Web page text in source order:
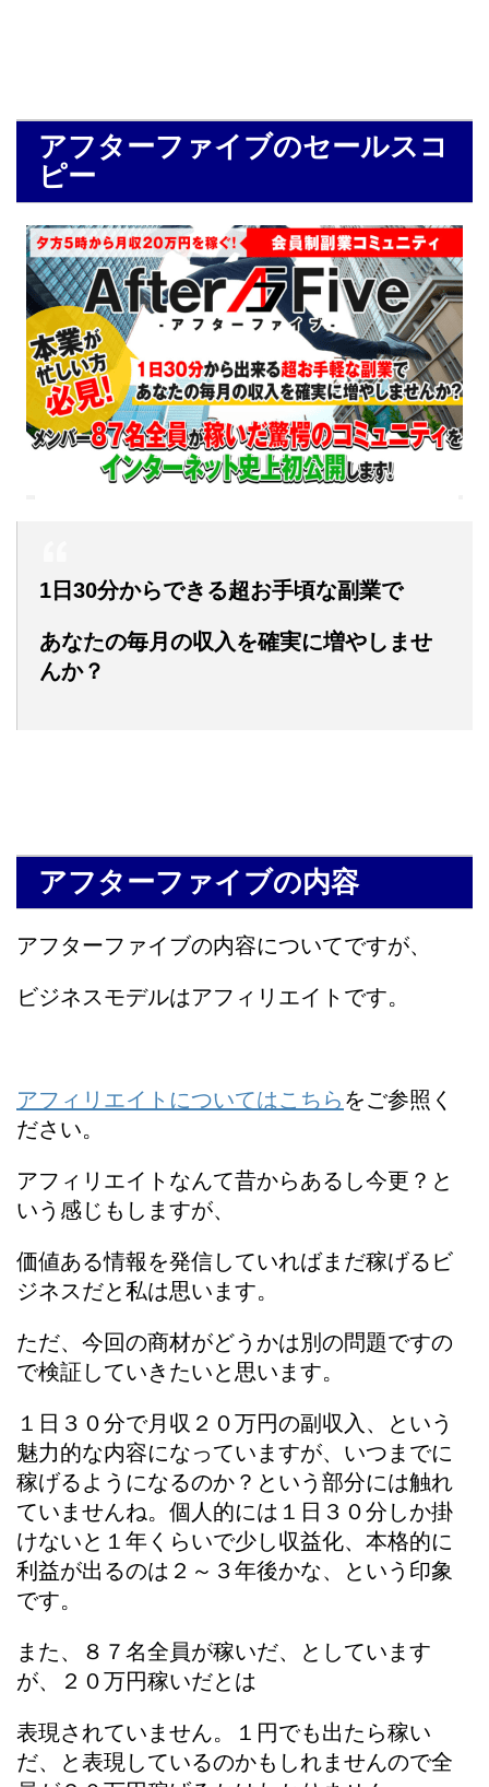
アフターファイブのセールスコ
ピー
1日30分からできる超お手頃な副業で
あなたの毎月の収入を確実に増やしませ
んか？
アフターファイブの内容
アフターファイブの内容についてですが、
ビジネスモデルはアフィリエイトです。
アフィリエイトについてはこちら をご参照く
ださい。
アフィリエイトなんて昔からあるし今更？と
いう感じもしますが、
価値ある情報を発信していればまだ稼げるビ
ジネスだと私は思います。
ただ、今回の商材がどうかは別の問題ですの
で検証していきたいと思います。
１日３０分で月収２０万円の副収入、という
魅力的な内容になっていますが、いつまでに
稼げるようになるのか？という部分には触れ
ていませんね。個人的には１日３０分しか掛
けないと１年くらいで少し収益化、本格的に
利益が出るのは２～３年後かな、という印象
です。
また、８７名全員が稼いだ、としています
が、２０万円稼いだとは
表現されていません。１円でも出たら稼い
だ、と表現しているのかもしれませんので全